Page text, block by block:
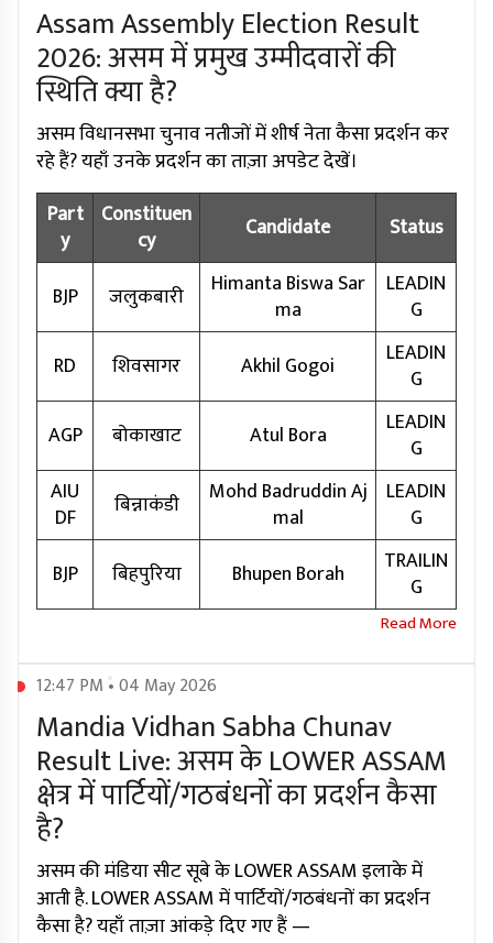
Assam Assembly Election Result
2026: असम में प्रमुख उम्मीदवारों की
स्थिति क्या है?
असम विधानसभा चुनाव नतीजों में शीर्ष नेता कैसा प्रदर्शन कर
रहे हैं? यहाँ उनके प्रदर्शन का ताज़ा अपडेट देखें।
Part
y
Constituen
cy
Candidate Status
BJP जलुकबारी
Himanta Biswa Sar
ma
LEADIN
G
RD
शिवसागर Akhil Gogoi
LEADIN
G
AGP
बोकाखाट Atul Bora
LEADIN
G
AIU
DF
बिन्नाकंडी
Mohd Badruddin Aj
mal
LEADIN
G
BJP
बिहपुरिया Bhupen Borah
TRAILIN
G
12:47 PM • 04 May 2026
Mandia Vidhan Sabha Chunav
Result Live: असम के LOWER ASSAM
क्षेत्र में पार्टियों/गठबंधनों का प्रदर्शन कैसा
है?
असम की मंडिया सीट सूबे के LOWER ASSAM इलाके में
आती है. LOWER ASSAM में पार्टियों/गठबंधनों का प्रदर्शन
कैसा है? यहाँ ताज़ा आंकड़े दिए गए हैं —